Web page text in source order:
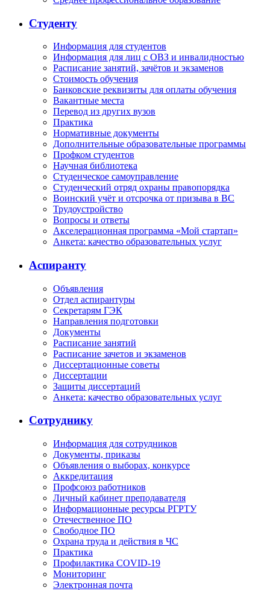
Студенту
Информация для студентов
Информация для лиц с ОВЗ и инвалидностью
Расписание занятий, зачётов и экзаменов
Стоимость обучения
Банковские реквизиты для оплаты обучения
Вакантные места
Перевод из других вузов
Практика
Нормативные документы
Дополнительные образовательные программы
Профком студентов
Научная библиотека
Студенческое самоуправление
Студенческий отряд охраны правопорядка
Воинский учёт и отсрочка от призыва в ВС
Трудоустройство
Вопросы и ответы
Акселерационная программа «Мой стартап»
Анкета: качество образовательных услуг
Аспиранту
Объявления
Отдел аспирантуры
Секретарям ГЭК
Направления подготовки
Документы
Расписание занятий
Расписание зачетов и экзаменов
Диссертационные советы
Диссертации
Защиты диссертаций
Анкета: качество образовательных услуг
Сотруднику
Информация для сотрудников
Документы, приказы
Объявления о выборах, конкурсе
Аккредитация
Профсоюз работников
Личный кабинет преподавателя
Информационные ресурсы РГРТУ
Отечественное ПО
Свободное ПО
Охрана труда и действия в ЧС
Практика
Профилактика COVID-19
Мониторинг
Электронная почта